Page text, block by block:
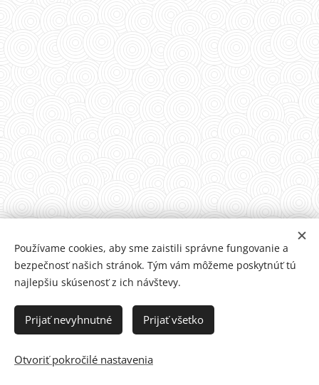
Mgr. Lukáš Horbaľ
zástupca riaditeľky II. stupeň
Vytvorené službou
Používame cookies, aby sme zaistili správne fungovanie a
bezpečnosť našich stránok. Tým vám môžeme poskytnúť tú
najlepšiu skúsenosť z ich návštevy.
Prijať nevyhnutné Prijať všetko
Otvoriť pokročilé nastavenia